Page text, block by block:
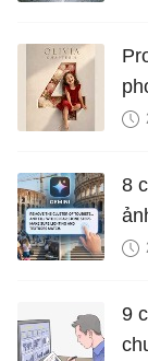
8
9